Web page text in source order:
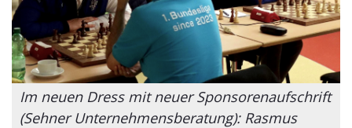
Im neuen Dress mit neuer Sponsorenaufschrift
(Sehner Unternehmensberatung): Rasmus